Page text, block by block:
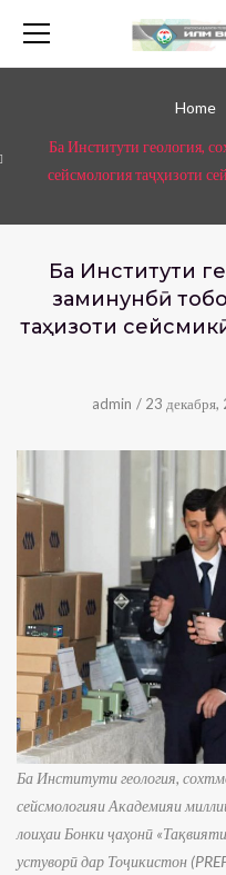
Home
Ба Институти геология,
сейсмология таҷҳизоти
Ба Институти
заминҷунбӣ
таҷҳизоти
admin / 23
Ба Институти геология,
сейсмологияи Академияи
лоиҳаи Бонки ҷаҳонӣ
устуворӣ дар Тоҷикистон